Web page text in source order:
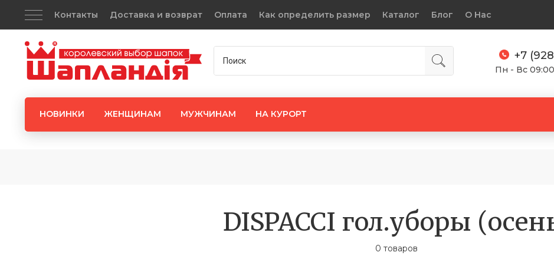
Контакты Доставка и возврат Оплата Как определить размер Каталог Блог О Нас
+7
Пн - Вс
НОВИНКИ ЖЕНЩИНАМ МУЖЧИНАМ НА КУРОРТ
DISPACCI гол.уборы
0 товаров